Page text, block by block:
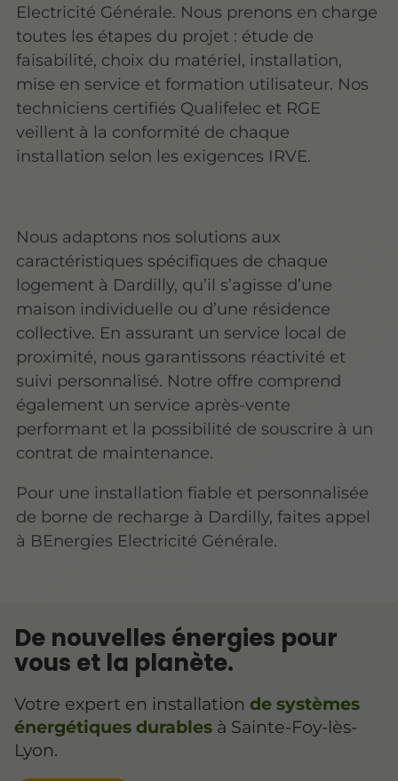
Electricité Générale. Nous prenons en charge
toutes les étapes du projet : étude de
faisabilité, choix du matériel, installation,
mise en service et formation utilisateur. Nos
techniciens certifiés Qualifelec et RGE
veillent à la conformité de chaque
installation selon les exigences IRVE.
Nous adaptons nos solutions aux
caractéristiques spécifiques de chaque
logement à Dardilly, qu’il s’agisse d’une
maison individuelle ou d’une résidence
collective. En assurant un service local de
proximité, nous garantissons réactivité et
suivi personnalisé. Notre offre comprend
également un service après-vente
performant et la possibilité de souscrire à un
contrat de maintenance.
Pour une installation fiable et personnalisée
de borne de recharge à Dardilly, faites appel
à BEnergies Electricité Générale.
De nouvelles énergies pour
vous et la planète.
Votre expert en installation de systèmes
énergétiques durables à Sainte-Foy-lès-
Lyon.